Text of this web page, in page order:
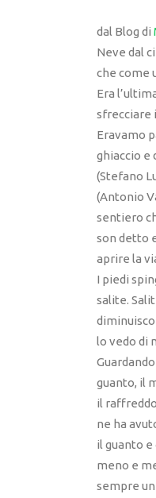
dal Blog di
Neve dal
che come
Era
sfrecciare
Eravamo
ghiaccio e
(Stefano
(Antonio
sentiero
son detto
aprire la
I piedi
salite.
lo vedo di
guanto, il
il
ne ha
il guanto
meno e
sempre